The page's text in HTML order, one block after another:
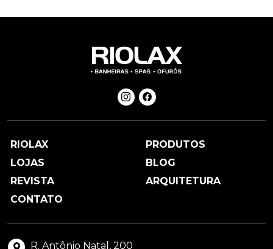
RIOLAX
PRODUTOS
LOJAS
BLOG
REVISTA
ARQUITETURA
CONTATO
R. Antônio Natal, 200